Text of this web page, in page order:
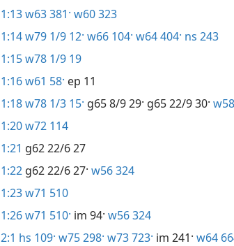
1:13w63 381· w60 323
1:14w79 1/9 12· w66 104· w64 404· ns 243
1:15w78 1/9 19
1:16w61 58· ep 11
1:18w78 1/3 15· g65 8/9 29· g65 22/9 30·
1:20w72 114
1:21 g62 22/6 27
1:22 g62 22/6 27· w56 324
1:23w71 510
1:26w71 510· im 94· w56 324
2:1 hs 109· w75 298· w73 723· im 241· w64